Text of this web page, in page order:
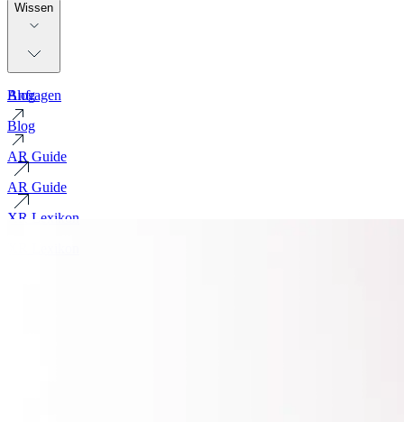
Wissen
Blog
Blog
AR Guide
AR Guide
XR Lexikon
Anfragen